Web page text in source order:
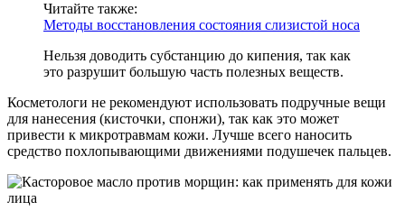
Читайте также:
Методы восстановления состояния слизистой носа
Нельзя доводить субстанцию до кипения, так как
это разрушит большую часть полезных веществ.
Косметологи не рекомендуют использовать подручные вещи
для нанесения (кисточки, спонжи), так как это может
привести к микротравмам кожи. Лучше всего наносить
средство похлопывающими движениями подушечек пальцев.